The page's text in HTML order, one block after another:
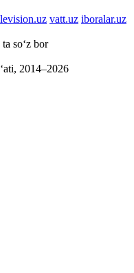
vatt.uz iboralar.uz
ta so‘z bor
2014–2026